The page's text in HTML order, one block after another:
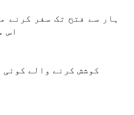
ہار سے فتح تک سفر کرنے
اس
کوشش کرنے والے